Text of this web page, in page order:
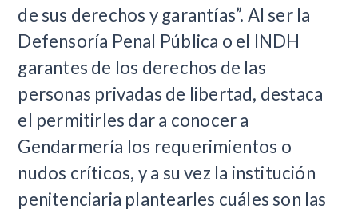
de sus derechos y garantías”. Al ser la
Defensoría Penal Pública o el INDH
garantes de los derechos de las
personas privadas de libertad, destaca
el permitirles dar a conocer a
Gendarmería los requerimientos o
nudos críticos, y a su vez la institución
penitenciaria plantearles cuáles son las